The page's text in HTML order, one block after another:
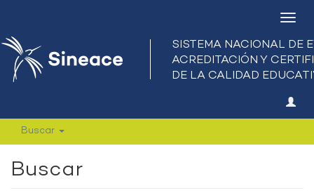
Buscar
Buscar